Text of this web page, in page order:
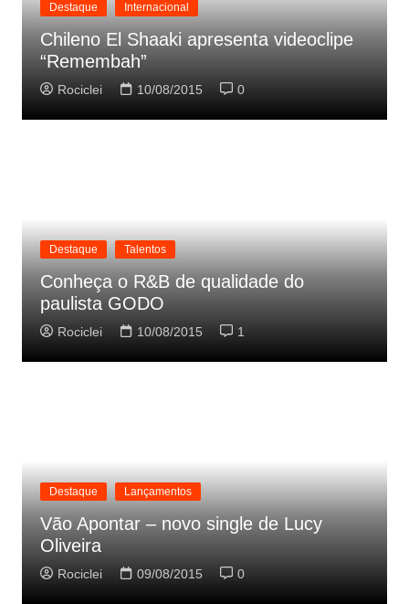
Destaque Internacional
Chileno El Shaaki apresenta videoclipe
“Remembah”
Rociclei 10/08/2015 0
Destaque Talentos
Conheça o R&B de qualidade do
paulista GODO
Rociclei 10/08/2015 1
Destaque Lançamentos
Vão Apontar – novo single de Lucy
Oliveira
Rociclei 09/08/2015 0